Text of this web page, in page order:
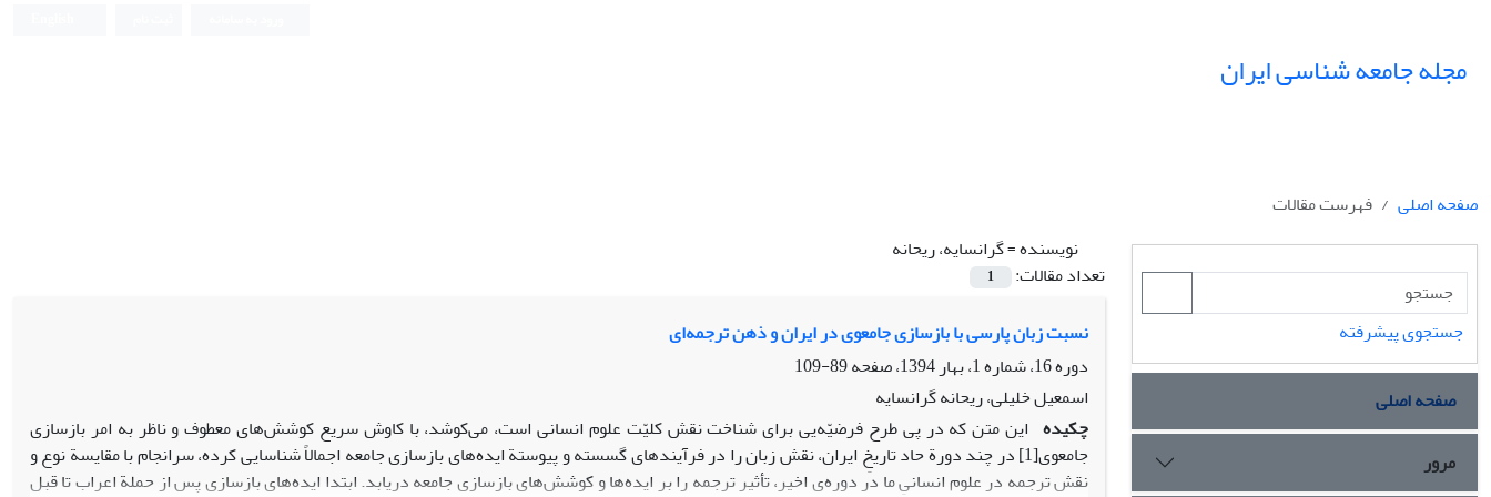
مجله جامعه شناسی ایران
صفحه اصلی
فهرست مقالات
نویسنده =گرانسایه، ریحانه
تعداد مقالات:
1
نسبت زبان پارسی با بازسازی جامعوی در ایران و ذهن ترجمه‌ای
دوره 16، شماره 1، بهار 1394، صفحه
89-109
اسمعیل خلیلی، ریحانه گرانسایه
چکیده این متن که در پی طرح فرضیّه‌یی برای شناخت نقش کلیّت علوم انسانی است، می‌کوشد، با کاوش سریع کوشش‌های معطوف و ناظر به امر بازسازی
جامعوی[1] در چند دورة حاد تاریخِ ایران، نقش زبان را در فرآیندهای گسسته و پیوستة ایده‌های بازسازی جامعه‌ اجمالاً شناسایی کرده، سرانجام با مقایسة نوع و
نقش ترجمه در علوم انسانیِ ما در دوره‌ی اخیر، تأثیر ترجمه را بر ایده‌ها و کوشش‌های بازسازی جامعه دریابد. ابتدا ایده‌های بازسازی پس از حملة اعراب تا قبل
جستجوی پیشرفته
صفحه اصلی
مرور